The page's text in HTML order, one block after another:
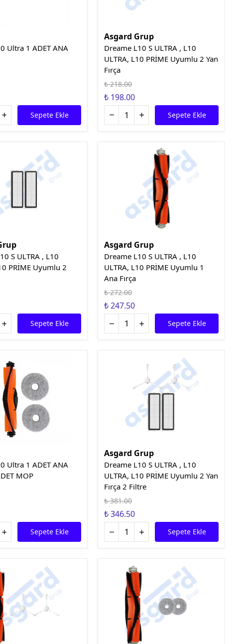
Ultra 1 ADET ANA
Sepete Ekle
Asgard Grup
Dreame L10 S ULTRA , L10
ULTRA, L10 PRİME Uyumlu 2 Yan
Fırça
₺ 218.00
₺ 198.00
Sepete Ekle
S ULTRA , L10
PRİME Uyumlu 2
Sepete Ekle
Asgard Grup
Dreame L10 S ULTRA , L10
ULTRA, L10 PRİME Uyumlu 1
Ana Fırça
₺ 272.00
₺ 247.50
Sepete Ekle
Ultra 1 ADET ANA
MOP
Sepete Ekle
Asgard Grup
Dreame L10 S ULTRA , L10
ULTRA, L10 PRİME Uyumlu 2 Yan
Fırça 2 Filtre
₺ 381.00
₺ 346.50
Sepete Ekle